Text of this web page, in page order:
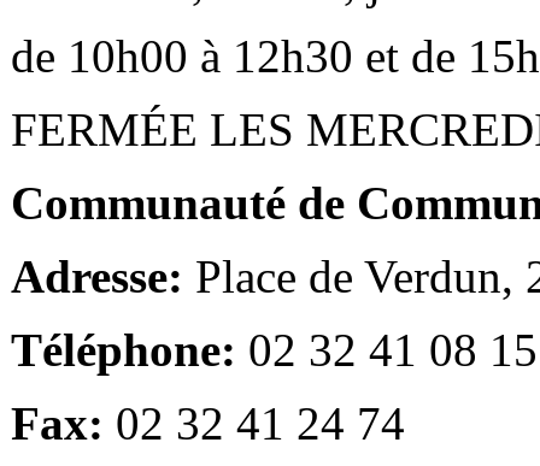
de 10h00 à 12h30 et de
FERMÉE LES
Communauté de
Adresse: Place de Verdun,
Téléphone: 02 32 41 08 15
Fax: 02 32 41 24 74